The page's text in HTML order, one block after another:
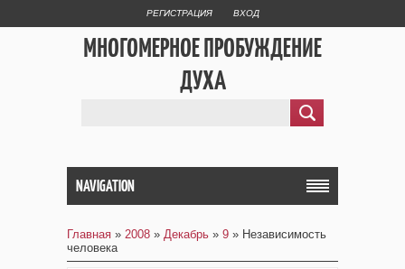
РЕГИСТРАЦИЯ ВХОД
МНОГОМЕРНОЕ ПРОБУЖДЕНИЕ
ДУХА
NAVIGATION
Главная » 2008 » Декабрь » 9 » Независимость
человека